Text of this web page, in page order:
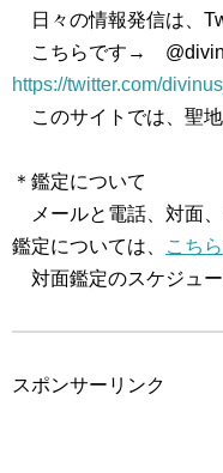
日々の情報発信は、
こちらです→
https://twitter.com/
このサイトでは、聖地
＊鑑定について
メールと電話、対面、
鑑定については、
こちら
対面鑑定のスケジュー
スポンサーリンク